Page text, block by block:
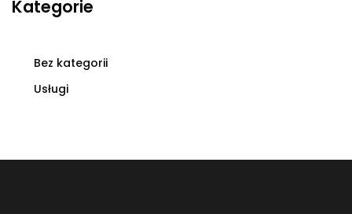
Kategorie
Bez kategorii
Usługi